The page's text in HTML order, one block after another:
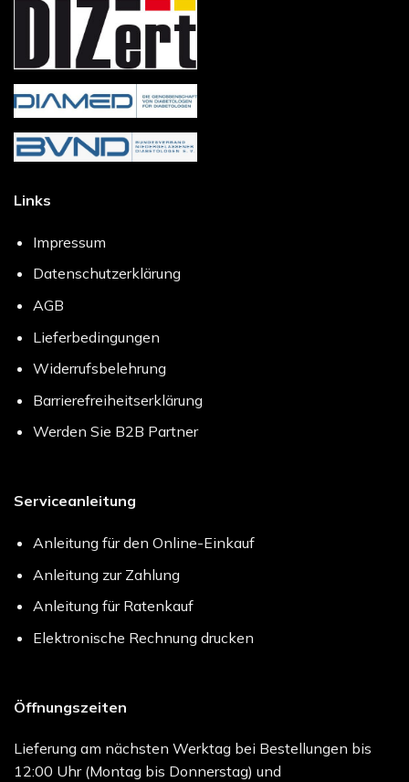
Links
Impressum
Datenschutzerklärung
AGB
Lieferbedingungen
Widerrufsbelehrung
Barrierefreiheitserklärung
Werden Sie B2B Partner
Serviceanleitung
Anleitung für den Online-Einkauf
Anleitung zur Zahlung
Anleitung für Ratenkauf
Elektronische Rechnung drucken
Öffnungszeiten
Lieferung am nächsten Werktag bei Bestellungen bis
12:00 Uhr (Montag bis Donnerstag) und